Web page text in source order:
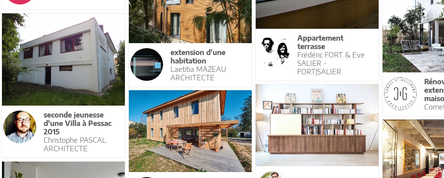
Appartement
terrasse
Frédéric FORT & Eve
SALIER -
FORT|SALIER
extension d'une
habitation
Laetitia MAZEAU
ARCHITECTE
seconde jeunesse
d'une Villa à Pessac
2015
Christophe PASCAL
ARCHITECTE